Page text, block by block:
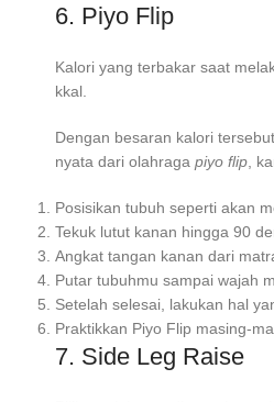
6. Piyo Flip
Kalori yang terbakar saat
kkal.
Dengan besaran kalori
nyata dari olahraga piyo flip,
Posisikan tubuh seperti akan
Tekuk lutut kanan hingga 90
Angkat tangan kanan dari
Putar tubuhmu sampai wajah
Setelah selesai, lakukan hal
Praktikkan Piyo Flip masing-
7. Side Leg Raise